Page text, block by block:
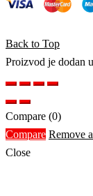
Back to Top
Proizvod je dodan
Compare (0)
Compare Remove
Close